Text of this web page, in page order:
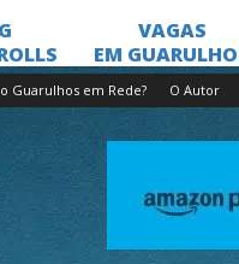
Guarulhos em Rede? O Autor